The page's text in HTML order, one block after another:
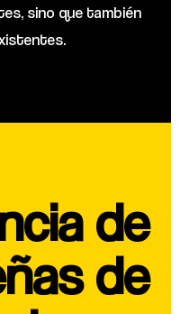
sino que también
de
de